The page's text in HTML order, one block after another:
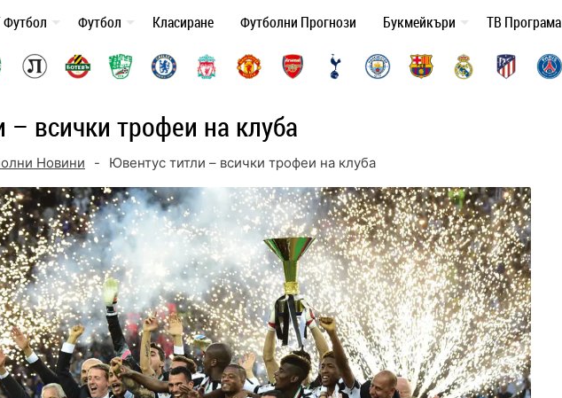
Футбол Футбол Класиране Футболни Прогнози Букмейкъри ТВ Програма
– всички трофеи на клуба
Новини - Ювентус титли – всички трофеи на клуба